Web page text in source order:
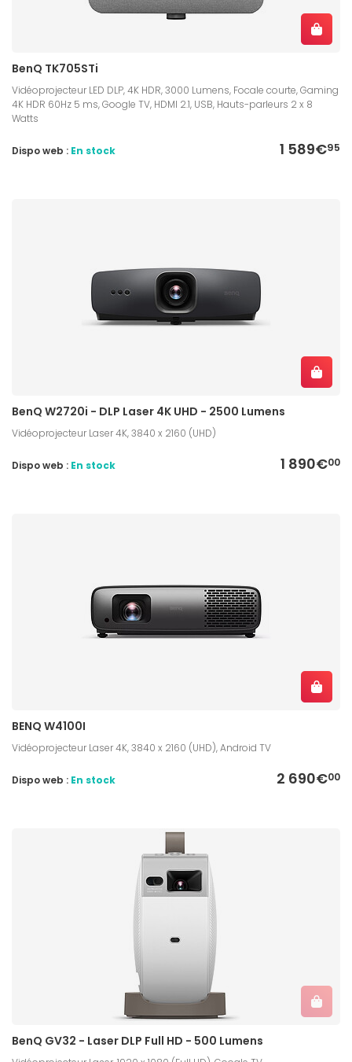
BenQ TK705STi
Vidéoprojecteur LED DLP, 4K HDR, 3000 Lumens, Focale courte, Gaming
4K HDR 60Hz 5 ms, Google TV, HDMI 2.1, USB, Hauts-parleurs 2 x 8
Watts
1 589€95
Dispo web : En stock
BenQ W2720i - DLP Laser 4K UHD - 2500 Lumens
Vidéoprojecteur Laser 4K, 3840 x 2160 (UHD)
1 890€00
Dispo web : En stock
BENQ W4100I
Vidéoprojecteur Laser 4K, 3840 x 2160 (UHD), Android TV
2 690€00
Dispo web : En stock
BenQ GV32 - Laser DLP Full HD - 500 Lumens